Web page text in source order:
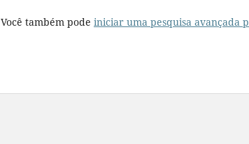
Você também pode iniciar uma pesquisa avançada